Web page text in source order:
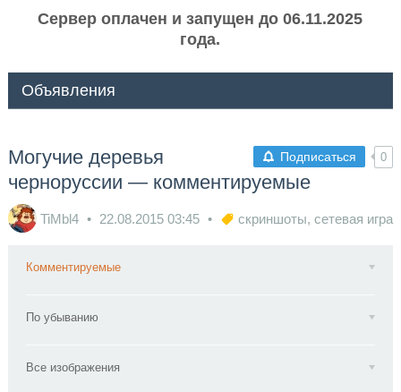
Сервер оплачен и запущен до 06.11.2025
года.
Объявления
Подписаться 0
Могучие деревья
черноруссии — комментируемые
TiMbl4 22.08.2015 03:45 скриншоты, сетевая игра
Комментируемые
По убыванию
Все изображения